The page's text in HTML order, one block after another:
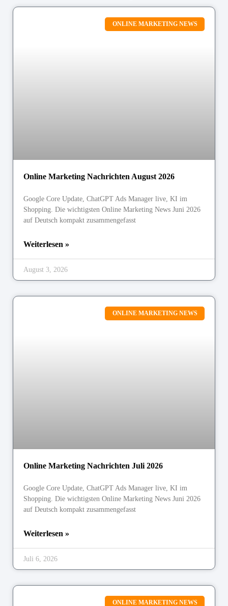
ONLINE MARKETING NEWS
Online Marketing Nachrichten August 2026
Google Core Update, ChatGPT Ads Manager live, KI im
Shopping. Die wichtigsten Online Marketing News Juni 2026
auf Deutsch kompakt zusammengefasst
Weiterlesen »
August 3, 2026
ONLINE MARKETING NEWS
Online Marketing Nachrichten Juli 2026
Google Core Update, ChatGPT Ads Manager live, KI im
Shopping. Die wichtigsten Online Marketing News Juni 2026
auf Deutsch kompakt zusammengefasst
Weiterlesen »
Juli 6, 2026
ONLINE MARKETING NEWS